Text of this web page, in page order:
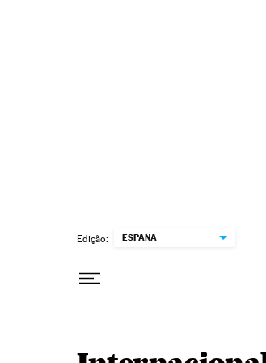
Edição: ESPAÑA